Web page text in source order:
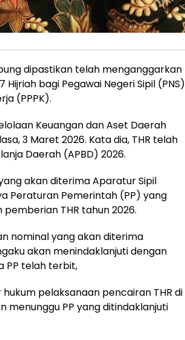
dipastikan telah menganggarkan
bagi Pegawai Negeri Sipil (PNS)
(PPPK).
Keuangan dan Aset Daerah
3 Maret 2026. Kata dia, THR telah
Daerah (APBD) 2026.
akan diterima Aparatur Sipil
Peraturan Pemerintah (PP) yang
THR tahun 2026.
nominal yang akan diterima
akan menindaklanjuti dengan
PP telah terbit,
pelaksanaan pencairan THR di
menunggu PP yang ditindaklanjuti